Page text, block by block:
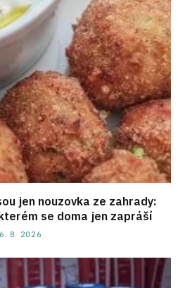
jen nouzovka ze zahrady:
se doma jen zapráší
6. 8. 2026